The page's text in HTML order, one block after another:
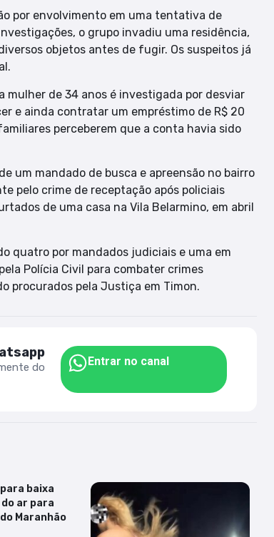
por envolvimento em uma tentativa de
o grupo invadiu uma residência,
objetos antes de fugir. Os suspeitos já
mulher de 34 anos é investigada por desviar
e ainda contratar um empréstimo de R$ 20
perceberem que a conta havia sido
um mandado de busca e apreensão no bairro
pelo crime de receptação após policiais
de uma casa na Vila Belarmino, em abril
quatro por mandados judiciais e uma em
Polícia Civil para combater crimes
procurados pela Justiça em Timon.
do
Entrar no canal
baixa
ar para
Maranhão